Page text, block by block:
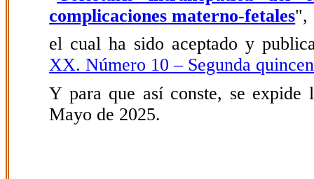
complicaciones materno-fetales",
el cual ha sido aceptado y
XX. Número 10 – Segunda
Y para que así conste, se
Mayo de 2025.